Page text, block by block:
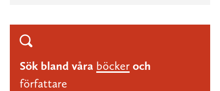
Sök bland våra böcker och
författare